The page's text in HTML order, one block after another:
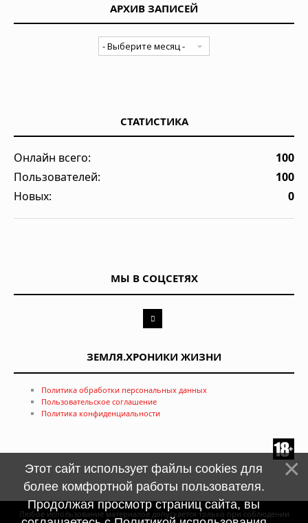
АРХИВ ЗАПИСЕЙ
СТАТИСТИКА
Онлайн всего:
100
Пользователей:
100
Новых:
0
МЫ В СОЦСЕТЯХ
ЗЕМЛЯ.ХРОНИКИ ЖИЗНИ
Политика обработки персональных данных
Пользовательское соглашение
Политика конфиденциальности
Любое использование материалов допускается только при соблюдении
Этот сайт использует файлы cookies для
более комфортной работы пользователя.
Продолжая просмотр страниц сайта, вы